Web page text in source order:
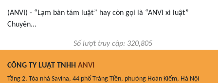
(ANVI) - “Lạm bàn tám luật” hay còn gọi là “ANVI xì luật”
Chuyên...
Số lượt truy cập: 320,805
CÔNG TY LUẬT TNHH ANVI
Tầng 2, Tòa nhà Savina, 44 phố Tràng Tiền, phường Hoàn Kiếm, Hà Nội